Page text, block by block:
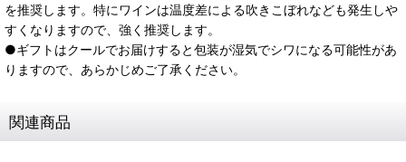
を推奨します。特にワインは温度差による吹きこぼれなども発生しや
すくなりますので、強く推奨します。
●ギフトはクールでお届けすると包装が湿気でシワになる可能性があ
りますので、あらかじめご了承ください。
関連商品